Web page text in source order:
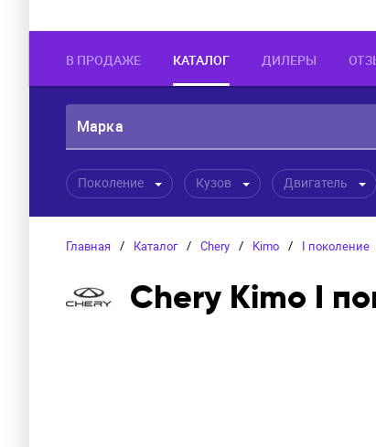
В ПРОДАЖЕ КАТАЛОГ ДИЛЕРЫ
Марка
Поколение Кузов Двигатель
Главная / Каталог / Chery / Kimo / I поколение
Chery Kimo I